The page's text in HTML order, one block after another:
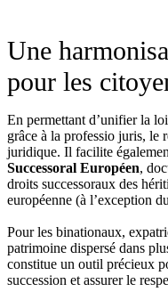
Une
pour les
En permettant d’unifier la
grâce à la professio juris, le
juridique. Il facilite
Successoral Européen,
droits successoraux des
européenne (à l’exception
Pour les binationaux,
patrimoine dispersé dans
constitue un outil précieux
succession et assurer le